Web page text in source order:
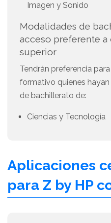
Imagen y Sonido
Modalidades de
acceso preferente
superior
Tendrán preferencia
formativo quienes
de bachillerato de:
Ciencias y Tecnología
Aplicaciones
para Z by HP